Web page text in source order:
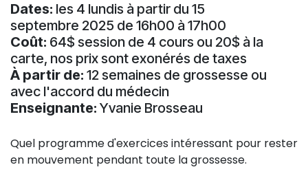
Dates: les 4 lundis à partir du 15
septembre 2025 de 16h00 à 17h00
Coût: 64$ session de 4 cours ou 20$ à la
carte, nos prix sont exonérés de taxes
À partir de: 12 semaines de grossesse ou
avec l'accord du médecin
Enseignante: Yvanie Brosseau
Quel programme d'exercices intéressant pour rester
en mouvement pendant toute la grossesse.